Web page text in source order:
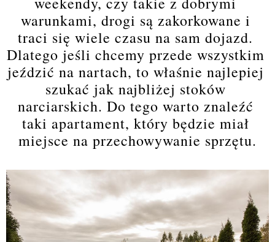
warunkami, drogi są zakorkowane i
traci się wiele czasu na sam dojazd.
Dlatego jeśli chcemy przede wszystkim
jeździć na nartach, to właśnie najlepiej
szukać jak najbliżej stoków
narciarskich. Do tego warto znaleźć
taki apartament, który będzie miał
miejsce na przechowywanie sprzętu.